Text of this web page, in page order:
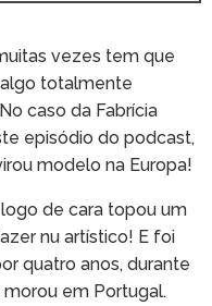
vezes tem que
totalmente
caso da Fabrícia
episódio do podcast,
modelo na Europa!
de cara topou um
nu artístico! E foi
quatro anos, durante
em Portugal.